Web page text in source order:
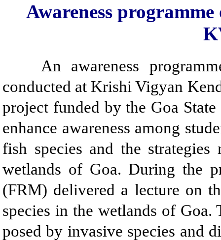
Awareness
An awareness
conducted at Krishi Vigyan
project funded by the Goa
enhance awareness among
fish species and the
wetlands of Goa. During the
(FRM) delivered a lecture on
species in the wetlands of Goa.
posed by invasive species and